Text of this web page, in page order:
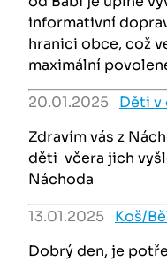
informativní
hranici obce, což
maximální
20.01.2025 Děti v
Zdravím vás z
děti včera jich
Náchoda
13.01.2025 Koš/
Dobrý den, je